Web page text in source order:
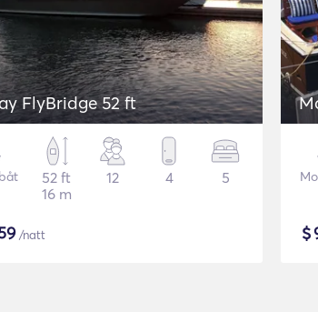
FlyBridge 52 ft
52 ft
16 m
12 4 5
/natt $